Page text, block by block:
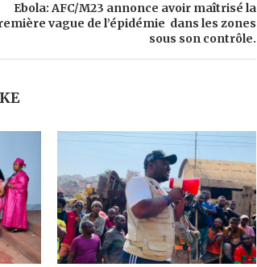
Ebola: AFC/M23 annonce avoir maîtrisé la
vague de l’épidémie dans les zones
sous son contrôle.